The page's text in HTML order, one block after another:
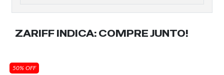
ZARIFF INDICA: COMPRE JUNTO!
50% OFF